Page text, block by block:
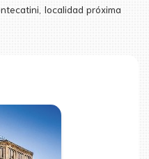
localidad próxima